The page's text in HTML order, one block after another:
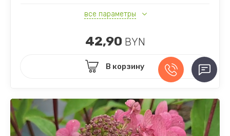
все параметры
42,90 BYN
В корзину